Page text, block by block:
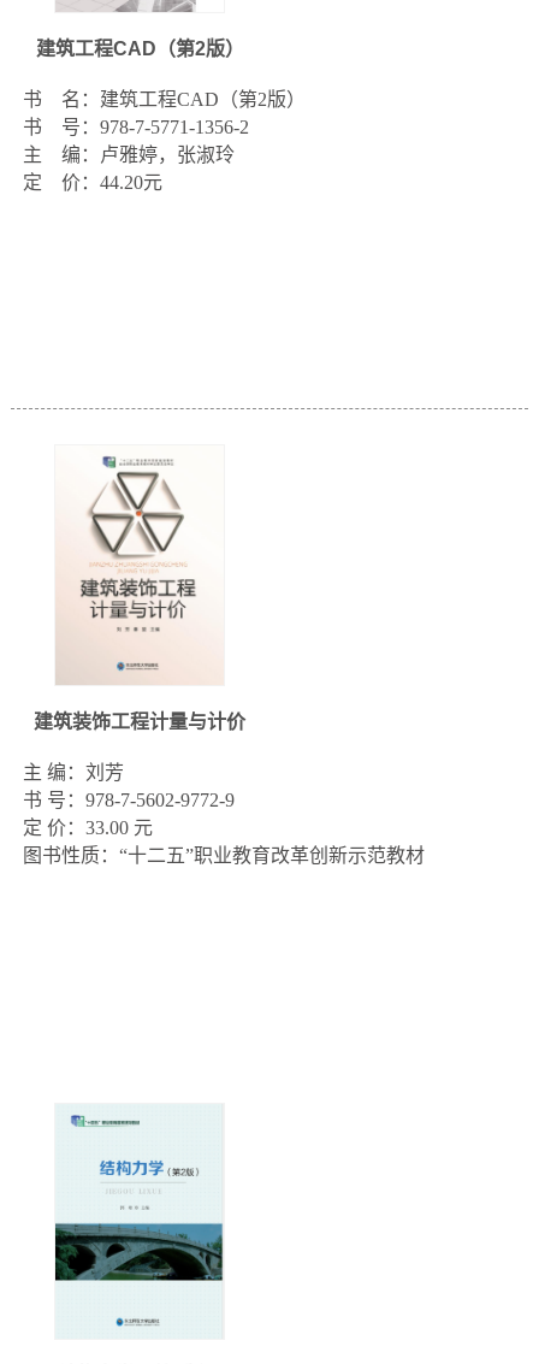
建筑工程CAD（第2版）
书    名：建筑工程CAD（第2版）
书    号：978-7-5771-1356-2
主    编：卢雅婷，张淑玲
定    价：44.20元
建筑装饰工程计量与计价
主 编：刘芳
书 号：978-7-5602-9772-9
定 价：33.00 元
图书性质：“十二五”职业教育改革创新示范教材